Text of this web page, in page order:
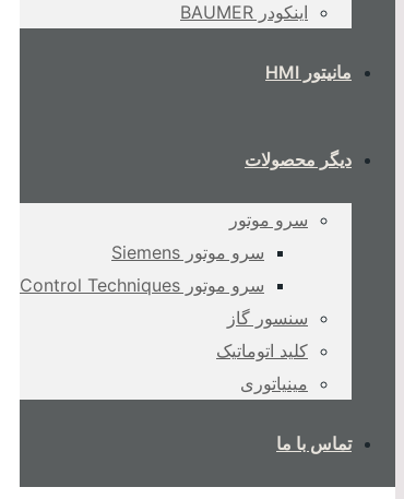
اینکودر BAUMER
مانیتور HMI
دیگر محصولات
سرو موتور
سرو موتور Siemens
سرو موتور Control Techniques
سنسور گاز
کلید اتوماتیک
مینیاتوری
تماس با ما